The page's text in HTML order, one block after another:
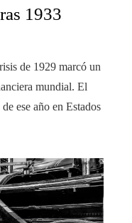
1933
de 1929 marcó un
mundial. El
ese año en Estados